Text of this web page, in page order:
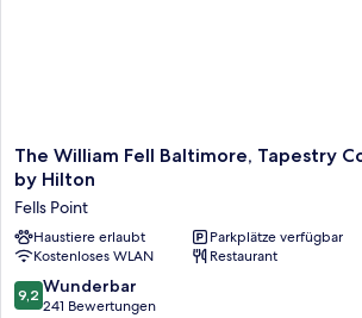
The
William
Fell
Baltimore,
Tapestry
Collection
by
Hilton
The William Fell Baltimore, Tapestry
by Hilton
Fells Point
Haustiere erlaubt
Parkplätze verfügbar
Kostenloses WLAN
Restaurant
9.2
von
9,2 Wunderbar
241 Bewertungen